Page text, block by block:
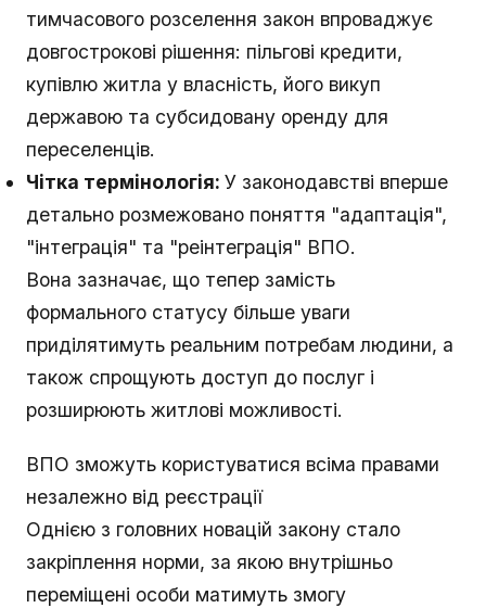
тимчасового розселення закон впроваджує
довгострокові рішення: пільгові кредити,
купівлю житла у власність, його викуп
державою та субсидовану оренду для
переселенців.
Чітка термінологія: У законодавстві вперше
детально розмежовано поняття "адаптація",
"інтеграція" та "реінтеграція" ВПО.
Вона зазначає, що тепер замість
формального статусу більше уваги
приділятимуть реальним потребам людини, а
також спрощують доступ до послуг і
розширюють житлові можливості.
ВПО зможуть користуватися всіма правами
незалежно від реєстрації
Однією з головних новацій закону стало
закріплення норми, за якою внутрішньо
переміщені особи матимуть змогу